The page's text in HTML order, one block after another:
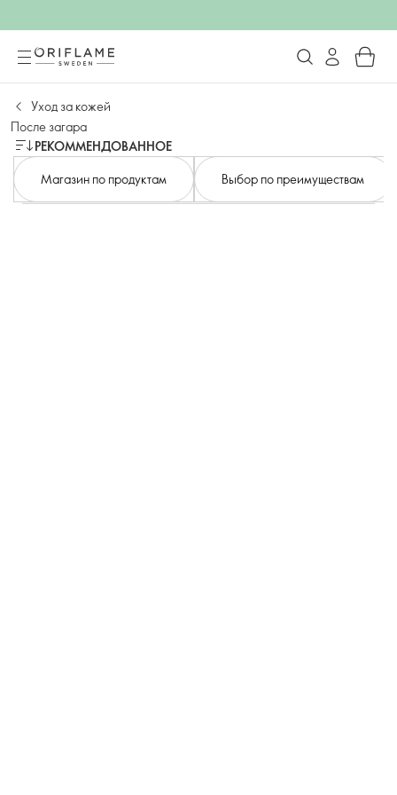
Уход за кожей
После загара
РЕКОММЕНДОВАННОЕ
Магазин по продуктам
Выбор по преимуществам